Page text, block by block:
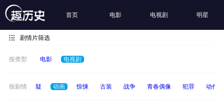
首页 电影 电视剧 明星
剧情片筛选
按类型 电影 电视剧
按剧情
家庭 悬疑 动画 惊悚 古装 战争 青春偶像 犯罪 动作